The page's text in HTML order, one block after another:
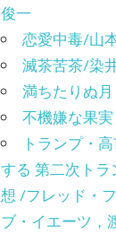
俊一
恋愛中毒/山
滅茶苦茶/染
満ちたりぬ
不機嫌な果
トランプ・
する 第二次ト
想 /フレッド・
ブ・イエーツ，